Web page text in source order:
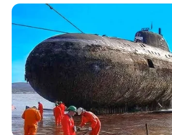
Publicado
noJASB
WhatsApp: Grupos Estaduais | A
e apoiadores do FNARAS e FENASCE
12 de maio, e vai até o dia 14. O alvo é
relator e uma única janela que, se fechar, só